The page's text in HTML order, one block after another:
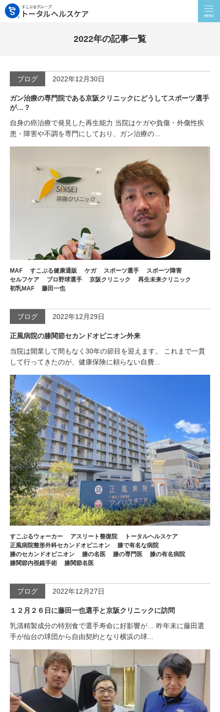
2022年の記事一覧
ブログ 2022年12月30日
ガン治療の専門院である京阪クリニックにどうしてスポーツ選手
が…？
自身の癌治療で発見した再生能力 当院はケガや負傷・外傷性疾
患・障害や不調を専門にしており、ガン治療の...
MAF すこぶる健康通販 ケガ スポーツ選手
スポーツ障害
セルフケア
プロ野球選手 京阪クリニック
再生未来クリニック
初乳MAF
藤田一也
ブログ 2022年12月29日
正風病院の膝関節セカンドオピニオン外来
当院は開業して間もなく30年の節目を迎えます。 これまで一貫
して行ってきたのが、健康保険に頼らない自費...
すこぶるウォーカー アスリート整復院
トータルヘルスケア
正風病院整形外科セカンドオピニオン
膝で有名な病院
膝のセカンドオピニオン
膝の名医 膝の専門医
膝の有名病院
膝関節内視鏡手術
膝関節名医
ブログ 2022年12月27日
１２月２６日に藤田一也選手と京阪クリニックに訪問
乳清精製成分の特別食で選手寿命に好影響が… 昨年末に藤田選
手が仙台の球団から自由契約となり横浜の球...